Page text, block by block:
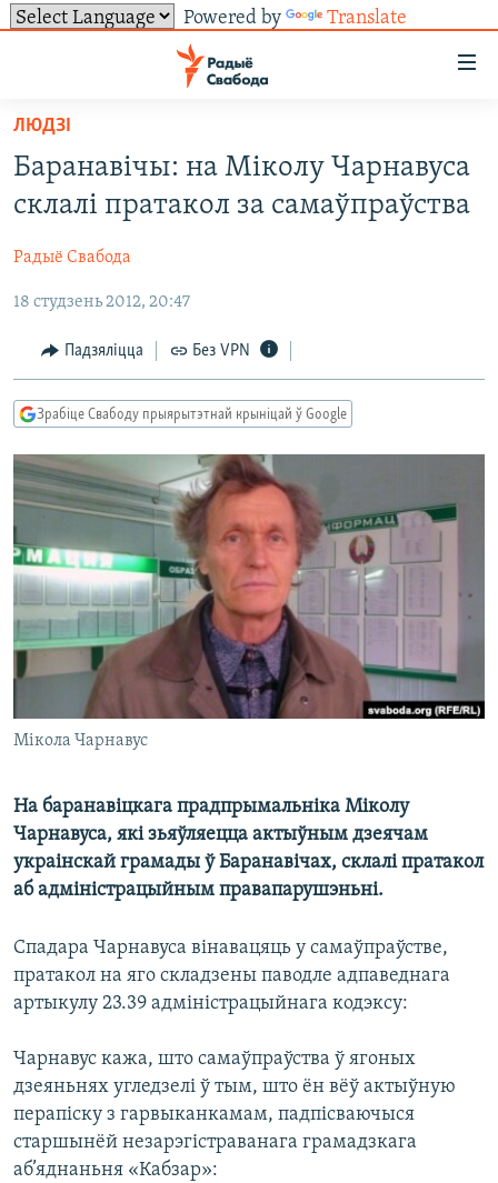
Powered by Translate
ўнівэрсальнага
доступу
Перайсьці
да
галоўнага
Перайсьці
да
навігацыі
Перайсьці
да
пошуку
УСЕ НАВІНЫ
ЛЮДЗІ
ПАЛІТЫКА
ЭКАНОМІКА
БЕЛАРУСЫ НА ВАЙНЕ
ПАЛІТВЯЗЬНІ
КУЛЬТУРА
КАЛЯНДАР
ТОЛЬКІ НА СВАБОДЗЕ
БЛОГІ
ГІСТОРЫЯ НА СВАБОДЗЕ
ПАДКАСТЫ
АЎДЫЁКНІГІ
PREMIUM
МОВА
НА ХВАЛЯХ СВАБОДЫ
АБЫСЬЦІ БЛЯКАВАНЬНЕ
ПАДЗЯЛІЦЦА ІНФАРМАЦЫЯЙ
ПАДПІСАЦЦА
RSS
ПАДКАСТЫ
TWITTER
Усе сайты РС/РСЭ
ЛЮДЗІ
Баранавічы: на Міколу Чарнавуса
склалі пратакол за самаўпраўства
Радыё Свабода
18 студзень 2012, 20:47
Падзяліцца Без VPN
Зрабіце Свабоду прыярытэтнай крыніцай ў Google
Мікола Чарнавус
На баранавіцкага прадпрымальніка Міколу
Чарнавуса, які зьяўляецца актыўным дзеячам
украінскай грамады ў Баранавічах, склалі пратакол
аб адміністрацыйным правапарушэньні.
Спадара Чарнавуса вінавацяць у самаўпраўстве,
пратакол на яго складзены паводле адпаведнага
артыкулу 23.39 адміністрацыйнага кодэксу:
Чарнавус кажа, што самаўпраўства ў ягоных
дзеяньнях угледзелі ў тым, што ён вёў актыўную
перапіску з гарвыканкамам, падпісваючыся
старшынёй незарэгістраванага грамадзкага
аб’яднаньня «Кабзар»: